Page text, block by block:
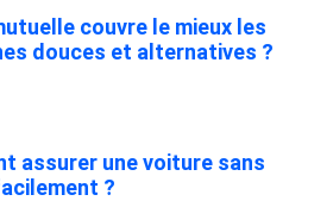
couvre le mieux les
douces et alternatives ?
assurer une voiture sans
?